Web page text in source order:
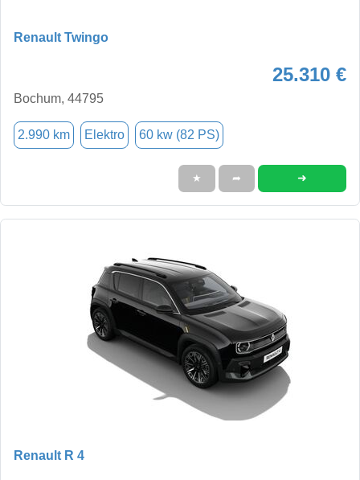
Renault Twingo
25.310 €
Bochum, 44795
2.990 km Elektro 60 kw (82 PS)
★ ➦ ➜
Renault R 4